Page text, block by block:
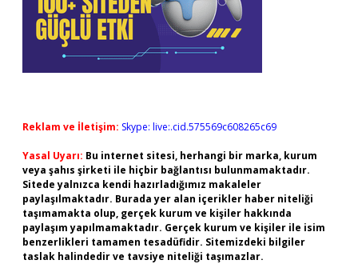
Reklam ve İletişim: Skype: live:.cid.575569c608265c69
Yasal Uyarı: Bu internet sitesi, herhangi bir marka, kurum
veya şahıs şirketi ile hiçbir bağlantısı bulunmamaktadır.
Sitede yalnızca kendi hazırladığımız makaleler
paylaşılmaktadır. Burada yer alan içerikler haber niteliği
taşımamakta olup, gerçek kurum ve kişiler hakkında
paylaşım yapılmamaktadır. Gerçek kurum ve kişiler ile isim
benzerlikleri tamamen tesadüfidir. Sitemizdeki bilgiler
taslak halindedir ve tavsiye niteliği taşımazlar.